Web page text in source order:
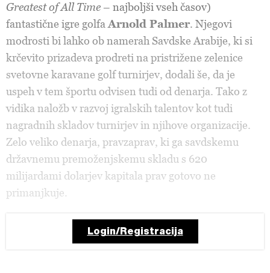
Greatest of All Time – najboljši vseh časov)
fantastične igre golfa Arnold Palmer. Njegovi
modrosti bi lahko ob namerah Savdske Arabije, ki si
krčevito prizadeva prodreti na pristrižene zelenice
svetovne karavane golf turnirjev, dodali še, da je
uspeh v tem športu odvisen tudi od denarja. Tako z
vidika naložb v razvoj igralskih talentov kot tudi
nagradnih skladov turnirjev in njihove organizacije.
Zelo veliko denarja, pravzaprav, ki ga savdskemu
državnemu premoženjskemu skladu s 620
milijardami dolarjev kapitala prav gotovo ne
primanjkuje.
Login/Registracija